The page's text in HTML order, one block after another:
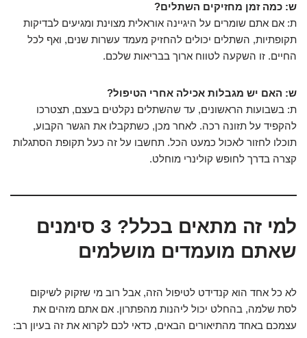
ש: כמה זמן מחזיקים השתלים?
ת: אם אתם שומרים על היגיינה אוראלית מצוינת ומגיעים לבדיקות
תקופתיות, השתלים יכולים להחזיק מעמד עשרות שנים, ואף לכל
החיים. זו השקעה לטווח ארוך בבריאות שלכם.
ש: האם יש מגבלות אכילה אחרי הטיפול?
ת: בשבועות הראשונים, עד שהשתלים נקלטים בעצם, תצטרכו
להקפיד על תזונה רכה. לאחר מכן, כשתקבלו את הגשר הקבוע,
תוכלו לחזור לאכול כמעט הכל. תחשבו על זה כעל תקופת הסתגלות
קצרה בדרך לחופש קולינרי מוחלט.
למי זה מתאים בכלל? 3 סימנים
שאתם מועמדים מושלמים
לא כל אחד הוא קנדידט לטיפול הזה, אבל רוב מי שזקוק לשיקום
לסת שלמה, בהחלט יכול ליהנות מהפתרון. אם אתם מזהים את
עצמכם באחד מהתיאורים הבאים, כדאי לכם לקרוא את זה בעיון רב: